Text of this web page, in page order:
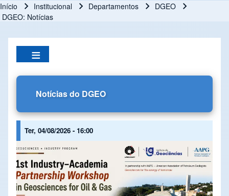
Trilha de navegação
Início Institucional Departamentos
DGEO
DGEO: Notícias
Notícias do DGEO
Ter, 04/08/2026 - 16:00